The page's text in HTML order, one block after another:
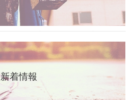
新着情報